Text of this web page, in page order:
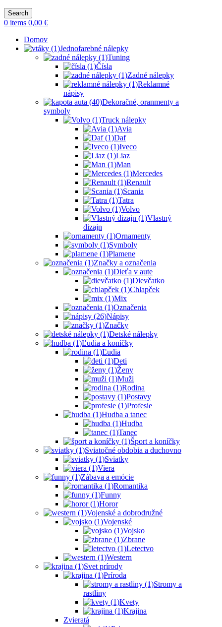
Search
0 items 0,00 €
Domov
Jednofarebné nálepky
Tuning
Čísla
Zadné nálepky
Reklamné
nápisy
Dekoračné, oranmenty a
symboly
Truck nálepky
Avia
Daf
Iveco
Liaz
Man
Mercedes
Renault
Scania
Tatra
Volvo
Vlastný
dizajn
Ornamenty
Symboly
Plamene
Značky a označenia
Dieťa v aute
Dievčatko
Chlapček
Mix
Označenia
Nápisy
Značky
Detské nálepky
Ľudia a koníčky
Ľudia
Deti
Ženy
Muži
Rodina
Postavy
Profesie
Hudba a tanec
Hudba
Tanec
Šport a koníčky
Sviatočné obdobia a duchovno
Sviatky
Viera
Zábava a emócie
Romantika
Funny
Horor
Vojenské a dobrodružné
Vojenské
Vojsko
Zbrane
Letectvo
Western
Svet prírody
Príroda
Stromy a
rastliny
Kvety
Krajina
Zvieratá